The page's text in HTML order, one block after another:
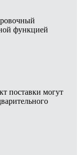
функцией
поставки могут